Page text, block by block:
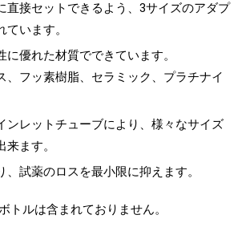
直接セットできるよう、3サイズのアダプ
います。
に優れた材質でできています。
、フッ素樹脂、セラミック、プラチナイ
ンレットチューブにより、様々なサイズ
ます。
、試薬のロスを最小限に抑えます。
トルは含まれておりません。